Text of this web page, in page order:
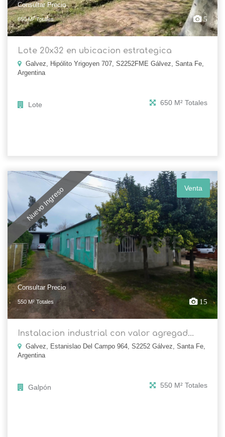
Consultar Precio
650 M² Totales 5
Lote 20x32 en ubicacion estrategica
Galvez, Hipólito Yrigoyen 707, S2252FME Gálvez, Santa Fe,
Argentina
Lote 650 M² Totales
Nuevo Ingreso Venta
Consultar Precio
550 M² Totales 15
Instalacion industrial con valor agregad...
Galvez, Estanislao Del Campo 964, S2252 Gálvez, Santa Fe,
Argentina
Galpón 550 M² Totales